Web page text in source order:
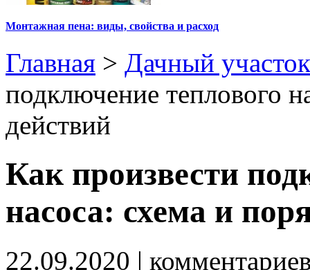
Монтажная пена: виды, свойства и расход
Главная > Дачный участок
подключение теплового
действий
Как произвести
насоса: схема и
22.09.2020 |